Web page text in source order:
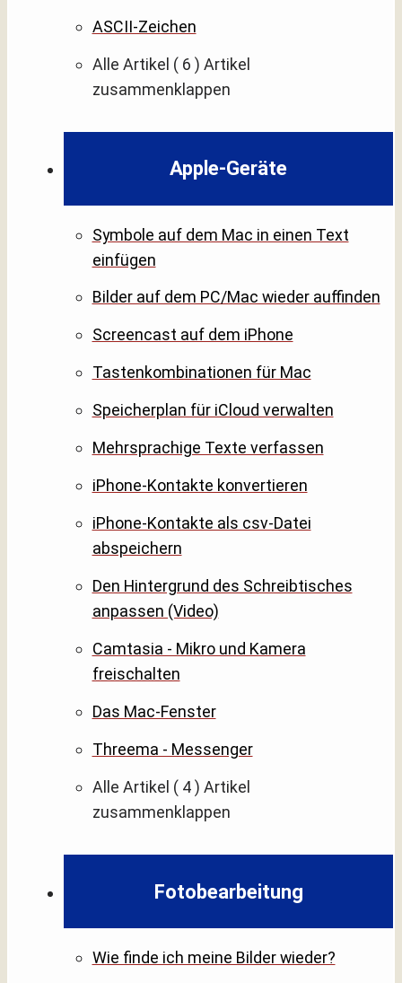
ASCII-Zeichen
Alle Artikel ( 6 ) Artikel
zusammenklappen
Apple-Geräte
Symbole auf dem Mac in einen Text
einfügen
Bilder auf dem PC/Mac wieder auffinden
Screencast auf dem iPhone
Tastenkombinationen für Mac
Speicherplan für iCloud verwalten
Mehrsprachige Texte verfassen
iPhone-Kontakte konvertieren
iPhone-Kontakte als csv-Datei
abspeichern
Den Hintergrund des Schreibtisches
anpassen (Video)
Camtasia - Mikro und Kamera
freischalten
Das Mac-Fenster
Threema - Messenger
Alle Artikel ( 4 ) Artikel
zusammenklappen
Fotobearbeitung
Wie finde ich meine Bilder wieder?